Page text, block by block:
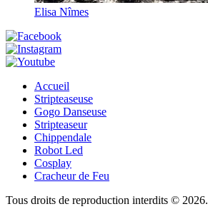
Elisa Nîmes
Accueil
Stripteaseuse
Gogo Danseuse
Stripteaseur
Chippendale
Robot Led
Cosplay
Cracheur de Feu
Tous droits de reproduction interdits © 2026.